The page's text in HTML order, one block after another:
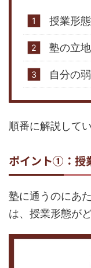
授業形
塾の立
自分の
順番に解説して
ポイント①：授
塾に通うのにあ
は、授業形態が